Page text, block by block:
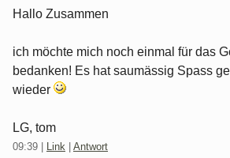
Hallo Zusammen
ich möchte mich noch einmal für das
bedanken! Es hat saumässig Spass
wieder
LG, tom
09:39 Link Antwort